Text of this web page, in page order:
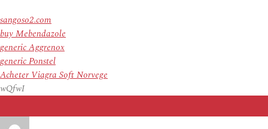
sangoso2.com
buy Mebendazole
generic Aggrenox
generic Ponstel
Acheter Viagra Soft Norvege
wQfwI